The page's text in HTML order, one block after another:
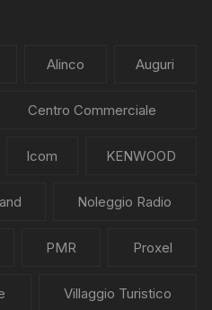
Alinco Auguri
Centro Commerciale
Icom KENWOOD
Noleggio Radio
PMR Proxel
Villaggio Turistico